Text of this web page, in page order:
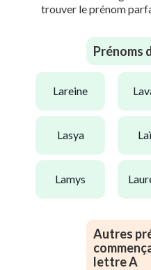
trouver le prénom
Prénoms
lareine
lasya
lamys
Autres
lettre A